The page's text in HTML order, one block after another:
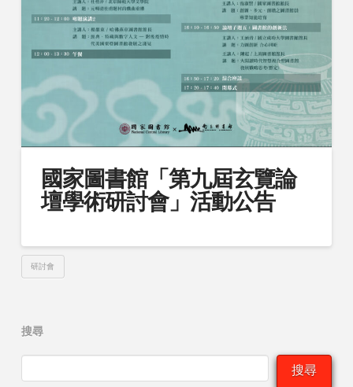
國家圖書館「第九屆玄覽論
壇學術研討會」活動公告
研討會
搜尋
搜尋